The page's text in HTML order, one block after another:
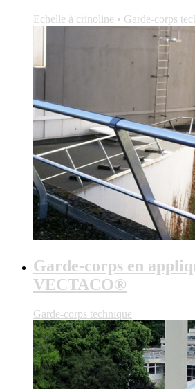
Echelle à crinoline • Garde-corps
Garde-corps en
VECTACO®
Garde-corps technique